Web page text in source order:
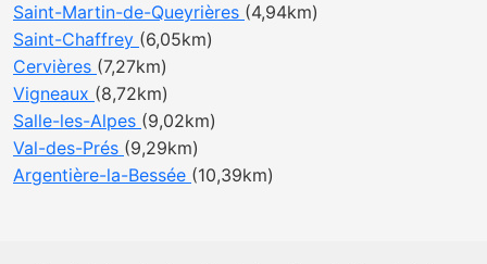
Saint-Martin-de-Queyrières (4,94km)
Saint-Chaffrey (6,05km)
Cervières (7,27km)
Vigneaux (8,72km)
Salle-les-Alpes (9,02km)
Val-des-Prés (9,29km)
Argentière-la-Bessée (10,39km)